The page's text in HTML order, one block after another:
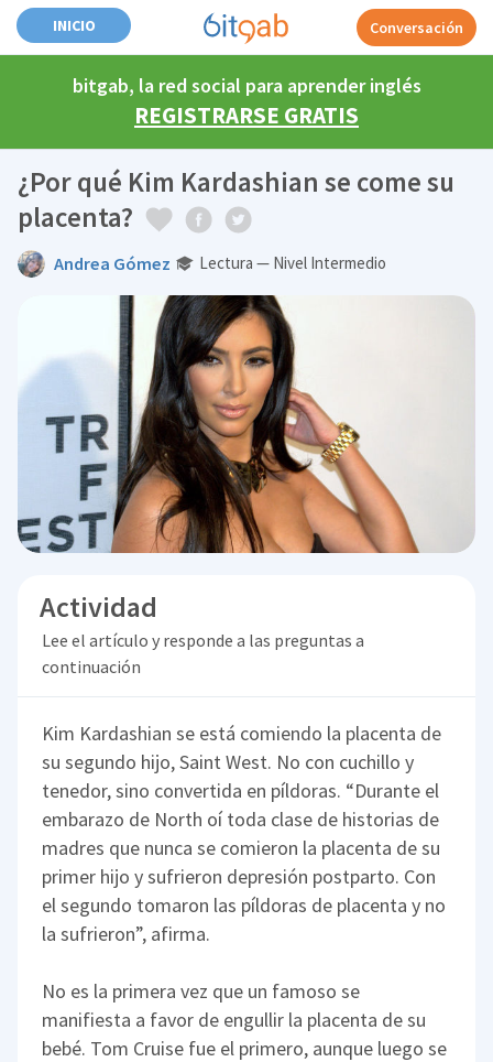
INICIO Conversación
bitgab, la red social para aprender inglés
REGISTRARSE GRATIS
¿Por qué Kim Kardashian se come su
placenta?
Andrea Gómez Lectura — Nivel Intermedio
Actividad
Lee el artículo y responde a las preguntas a
continuación
Kim Kardashian se está comiendo la placenta de
su segundo hijo, Saint West. No con cuchillo y
tenedor, sino convertida en píldoras. “Durante el
embarazo de North oí toda clase de historias de
madres que nunca se comieron la placenta de su
primer hijo y sufrieron depresión postparto. Con
el segundo tomaron las píldoras de placenta y no
la sufrieron”, afirma.
No es la primera vez que un famoso se
manifiesta a favor de engullir la placenta de su
bebé. Tom Cruise fue el primero, aunque luego se